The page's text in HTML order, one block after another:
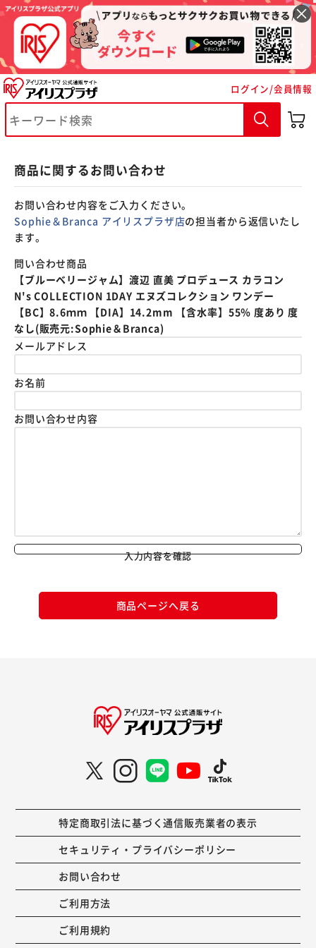
ログイン/会員情報
商品に関するお問い合わせ
お問い合わせ内容をご入力ください。
Sophie＆Branca アイリスプラザ店の担当者から返信いたし
ます。
問い合わせ商品
【ブルーベリージャム】渡辺 直美 プロデュース カラコン
N's COLLECTION 1DAY エヌズコレクション ワンデー
【BC】8.6ｍｍ 【DIA】14.2mm 【含水率】55％ 度あり 度
なし(販売元:Sophie＆Branca)
メールアドレス
お名前
お問い合わせ内容
入力内容を確認
商品ページへ戻る
特定商取引法に基づく通信販売業者の表示
セキュリティ・プライバシーポリシー
お問い合わせ
ご利用方法
ご利用規約
※ご確認ください
カートに入れる